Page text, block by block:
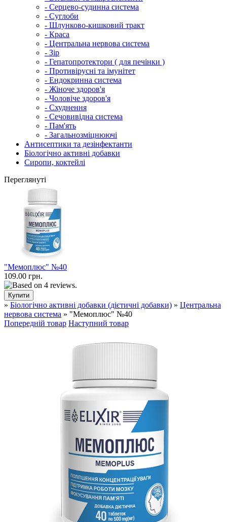
- Серцево-судинна система
- Суглоби
- Шлунково-кишковий тракт
- Краса
- Центральна нервова система
- Зір
- Гепатопротектори ( для печінки )
- Противірусні та імунітет
- Ендокринна система
- Жіноче здоров'я
- Чоловіче здоров'я
- Схуднення
- Сечовивідна система
- Пам'ять
- Загальнозміцнюючі
Антисептики та дезінфектанти
Біологічно активні добавки
Сиропи, коктейлі
Переглянуті
"Мемоплюс" №40
109.00 грн.
» Біологічно активні добавки (дієтичні добавки) » Центральна
нервова система » "Мемоплюс" №40
Попередній товар Наступний товар